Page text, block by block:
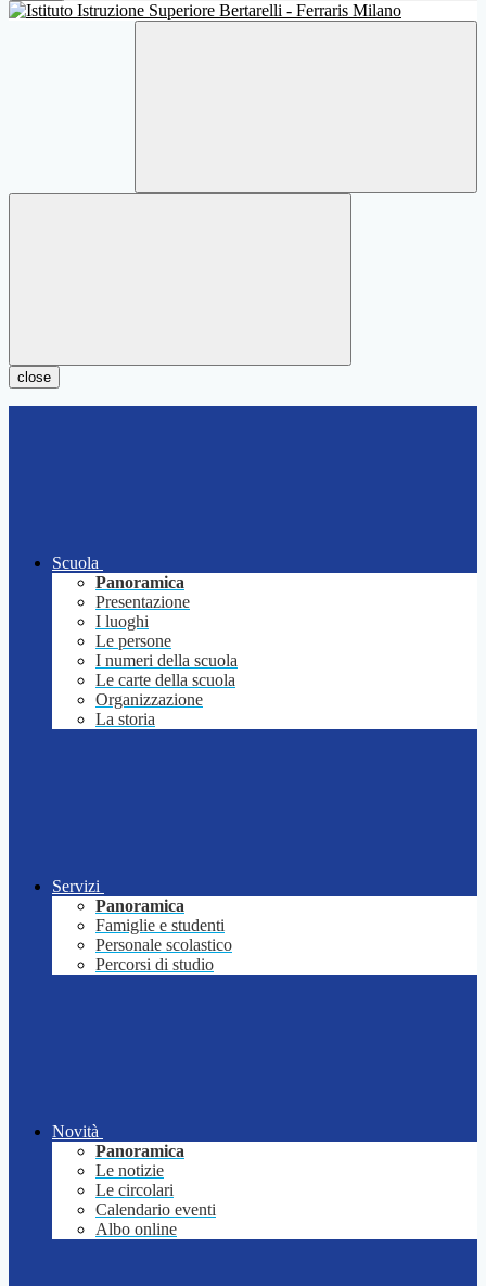
close
Scuola
Panoramica
Presentazione
I luoghi
Le persone
I numeri della scuola
Le carte della scuola
Organizzazione
La storia
Servizi
Panoramica
Famiglie e studenti
Personale scolastico
Percorsi di studio
Novità
Panoramica
Le notizie
Le circolari
Calendario eventi
Albo online